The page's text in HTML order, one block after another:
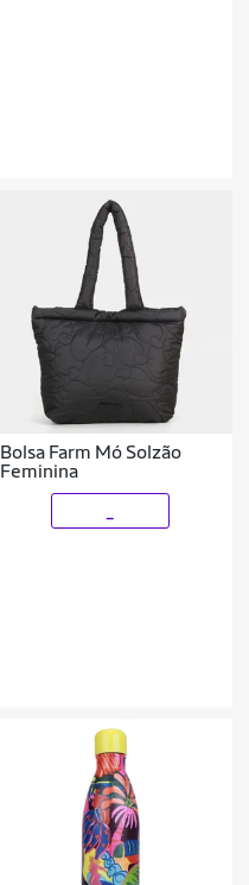
Bolsa Farm Mó Solzão
Feminina